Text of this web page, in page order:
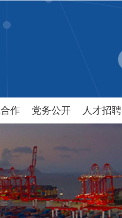
作 党务公开 人才招聘